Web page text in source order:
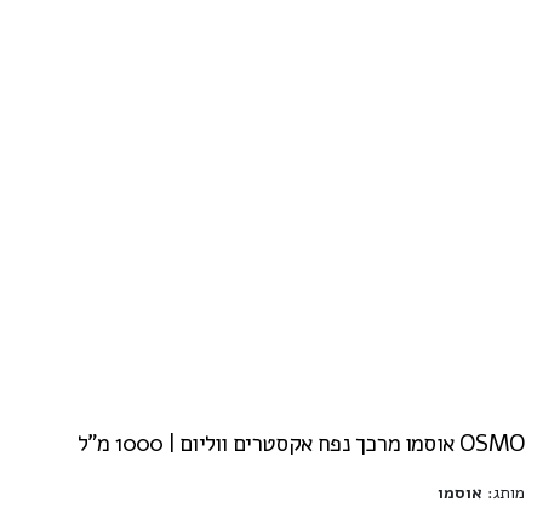
OSMO אוסמו מרכך נפח אקסטרים ווליום | 1000 מ"ל
מותג: אוסמו